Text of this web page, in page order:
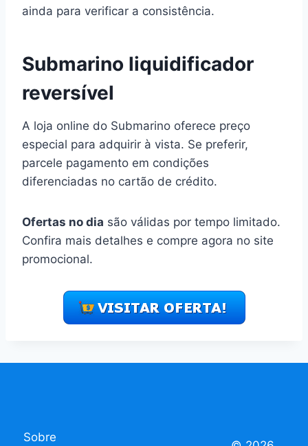
ainda para verificar a consistência.
Submarino liquidificador
reversível
A loja online do Submarino oferece preço
especial para adquirir à vista. Se preferir,
parcele pagamento em condições
diferenciadas no cartão de crédito.
Ofertas no dia são válidas por tempo limitado.
Confira mais detalhes e compre agora no site
promocional.
Sobre